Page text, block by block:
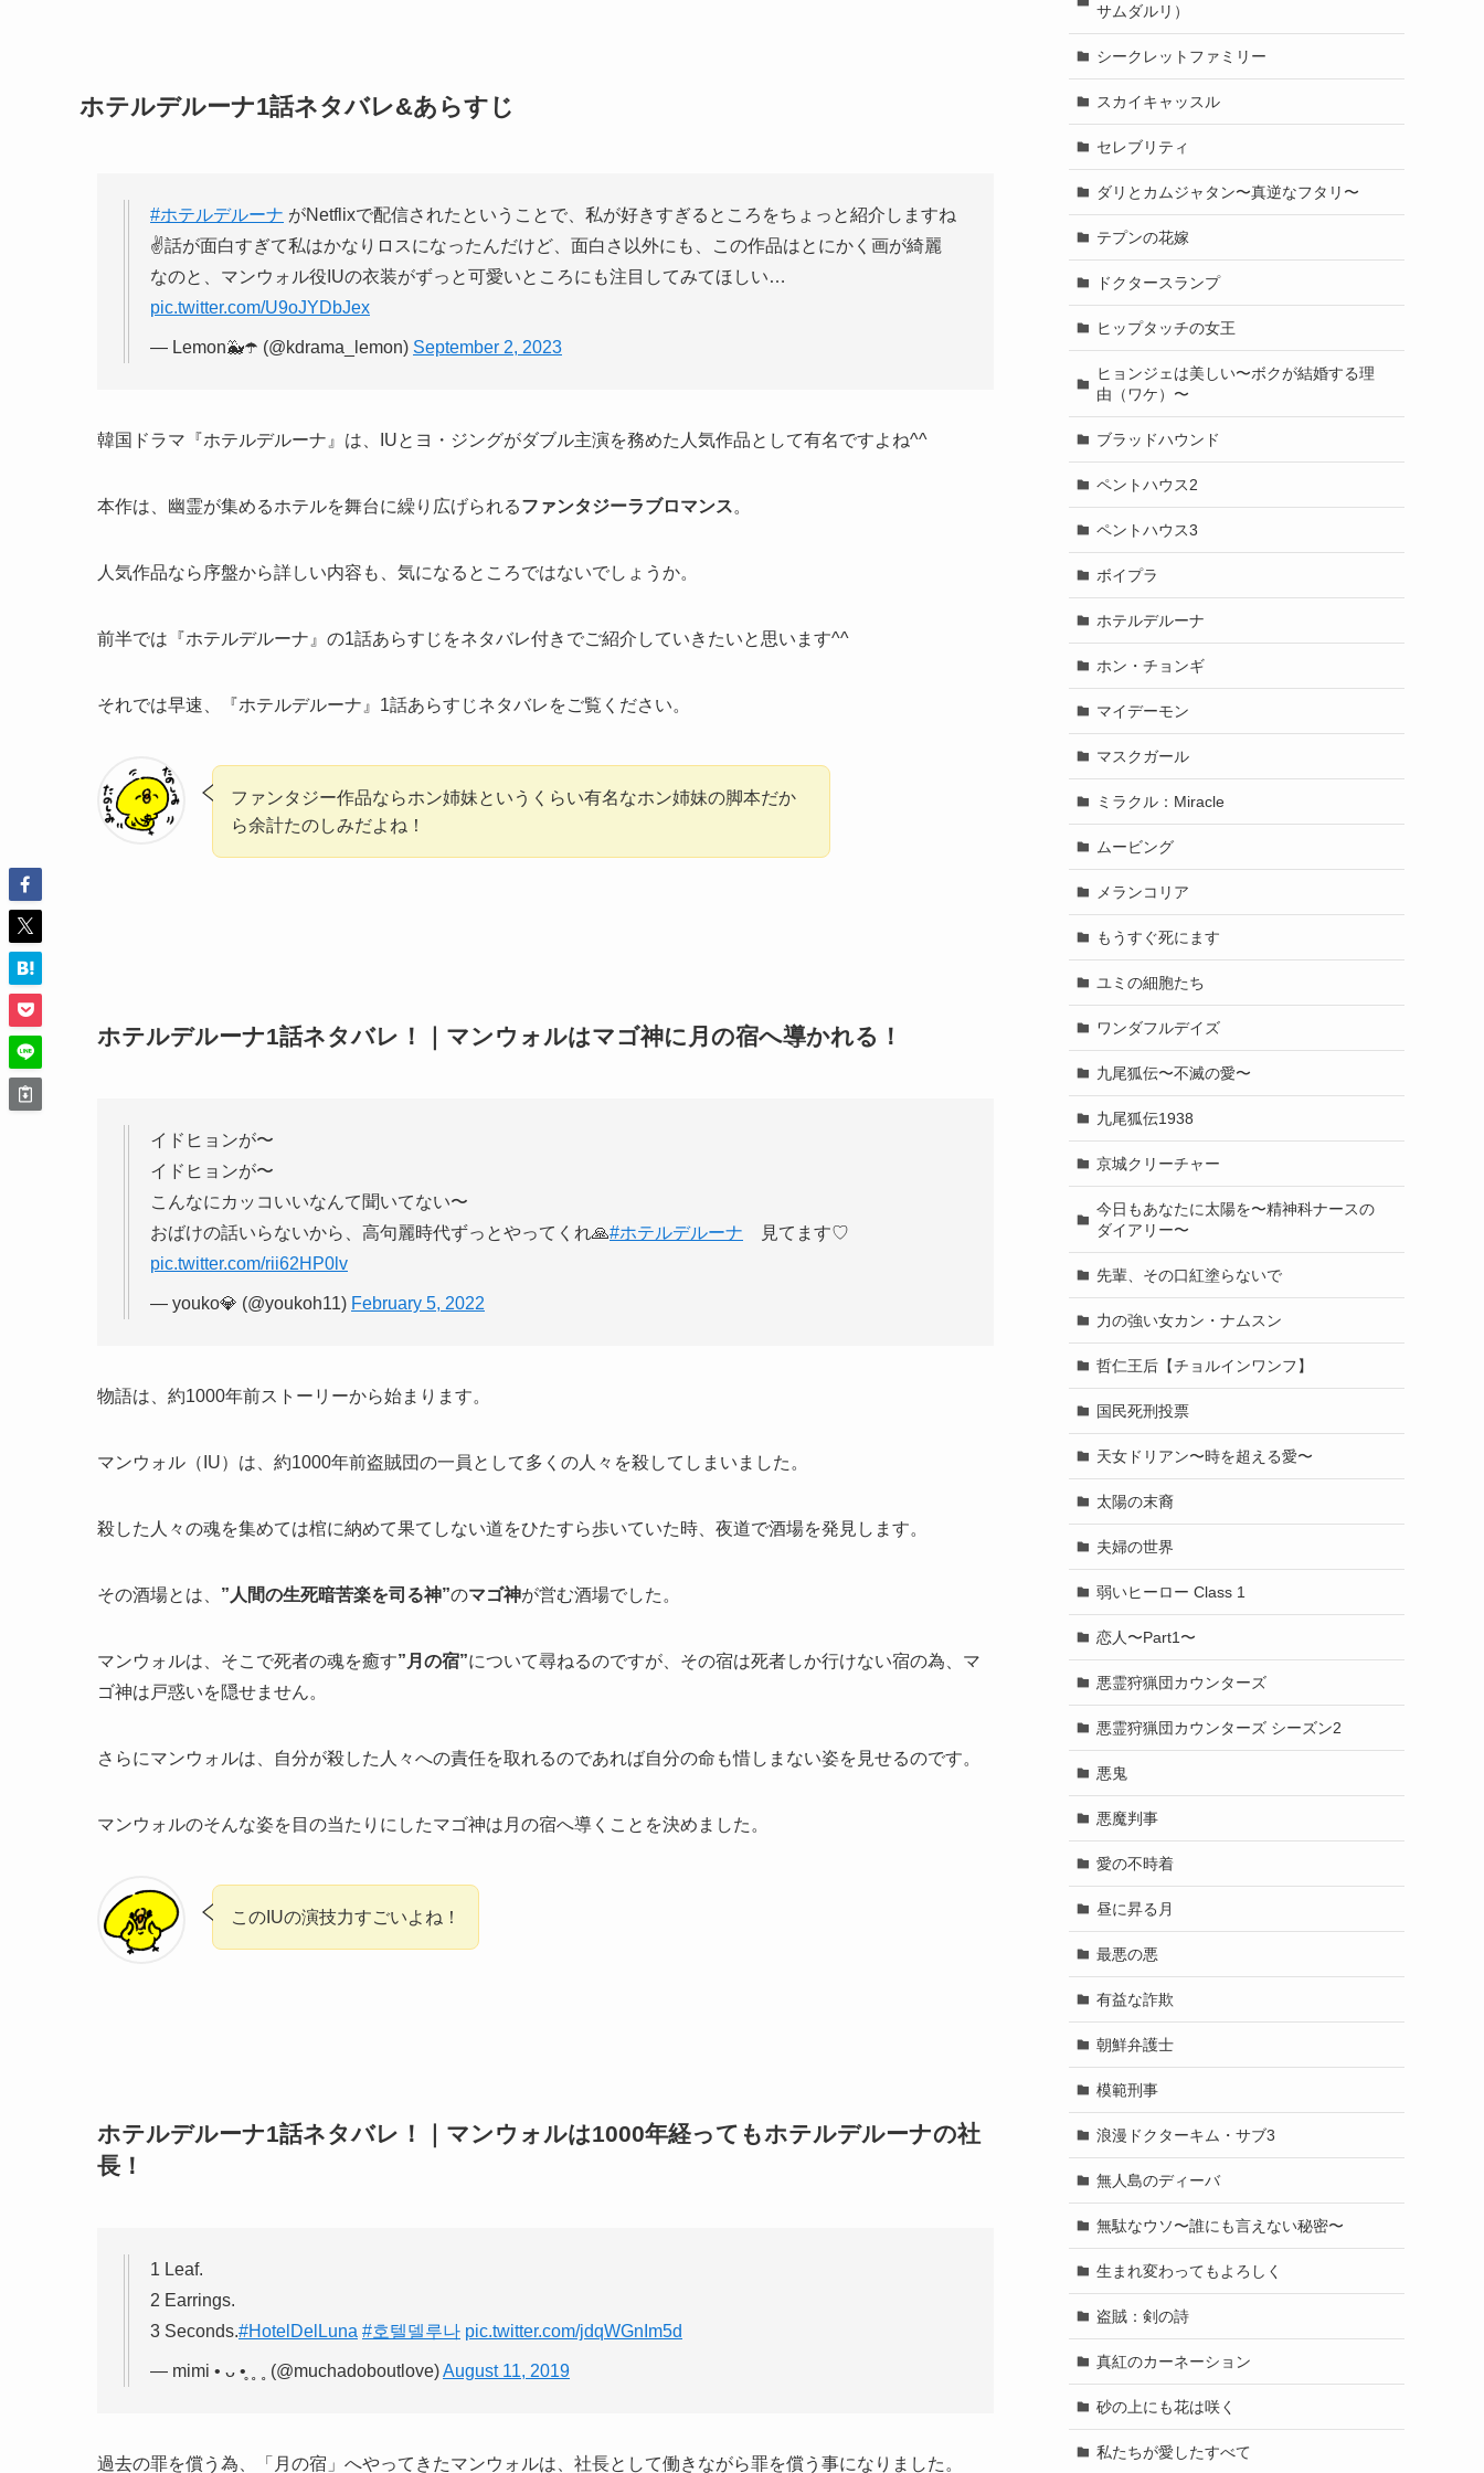
ホテルデルーナ1話ネタバレ&あらすじ
#ホテルデルーナ がNetflixで配信されたということで、私が好きすぎるところをちょっと紹介しますね
✌️話が面白すぎて私はかなりロスになったんだけど、面白さ以外にも、この作品はとにかく画が綺麗
なのと、マンウォル役IUの衣装がずっと可愛いところにも注目してみてほしい…
pic.twitter.com/U9oJYDbJex
— Lemon🐳☂️ (@kdrama_lemon) September 2, 2023
韓国ドラマ 『ホテルデルーナ』 は、IUとヨ・ジングがダブル主演を務めた人気作品として有名ですよね^^
本作は、幽霊が集めるホテルを舞台に繰り広げられるファンタジーラブロマンス。
人気作品なら序盤から詳しい内容も、気になるところではないでしょうか。
前半では『ホテルデルーナ』の1話あらすじをネタバレ付きでご紹介していきたいと思います^^
それでは早速、『ホテルデルーナ』 1話あらすじネタバレ をご覧ください。
ファンタジー作品ならホン姉妹というくらい有名なホン姉妹の脚本だか
ら余計たのしみだよね！
ホテルデルーナ1話ネタバレ！｜マンウォルはマゴ神に月の宿へ導かれる！
イドヒョンが〜
イドヒョンが〜
こんなにカッコいいなんて聞いてない〜
おばけの話いらないから、高句麗時代ずっとやってくれ🙏#ホテルデルーナ 見てます♡
pic.twitter.com/rii62HP0lv
— youko💎 (@youkoh11) February 5, 2022
物語は、約1000年前ストーリーから始まります。
マンウォル（IU）は、約1000年前盗賊団の一員として多くの人々を殺してしまいました。
殺した人々の魂を集めては棺に納めて果てしない道をひたすら歩いていた時、夜道で酒場を発見します。
その酒場とは、 ”人間の生死暗苦楽を司る神”のマゴ神が営む酒場でした。
マンウォルは、そこで死者の魂を癒す”月の宿”について尋ねるのですが、その宿は死者しか行けない宿の為、マ
ゴ神は戸惑いを隠せません。
さらにマンウォルは、自分が殺した人々への責任を取れるのであれば自分の命も惜しまない姿を見せるのです。
マンウォルのそんな姿を目の当たりにしたマゴ神は月の宿へ導くことを決めました 。
このIUの演技力すごいよね！
ホテルデルーナ1話ネタバレ！｜マンウォルは1000年経ってもホテルデルーナの社
長！
1 Leaf.
2 Earrings.
3 Seconds.#HotelDelLuna #호텔델루나 pic.twitter.com/jdqWGnIm5d
— mimi • ᴗ •̥ ˳ ˳ (@muchadoboutlove)August 11, 2019
過去の罪を償う為、「月の宿」へやってきたマンウォルは、社長として働きながら罪を償う事になりました。
サムダルリ）
シークレットファミリー
スカイキャッスル
セレブリティ
ダリとカムジャタン〜真逆なフタリ〜
テプンの花嫁
ドクタースランプ
ヒップタッチの女王
ヒョンジェは美しい〜ボクが結婚する理
由（ワケ）〜
ブラッドハウンド
ペントハウス2
ペントハウス3
ボイプラ
ホテルデルーナ
ホン・チョンギ
マイデーモン
マスクガール
ミラクル：Miracle
ムービング
メランコリア
もうすぐ死にます
ユミの細胞たち
ワンダフルデイズ
九尾狐伝〜不滅の愛〜
九尾狐伝1938
京城クリーチャー
今日もあなたに太陽を〜精神科ナースの
ダイアリー〜
先輩、その口紅塗らないで
力の強い女カン・ナムスン
哲仁王后【チョルインワンフ】
国民死刑投票
天女ドリアン〜時を超える愛〜
太陽の末裔
夫婦の世界
弱いヒーロー Class 1
恋人〜Part1〜
悪霊狩猟団カウンターズ
悪霊狩猟団カウンターズ シーズン2
悪鬼
悪魔判事
愛の不時着
昼に昇る月
最悪の悪
有益な詐欺
朝鮮弁護士
模範刑事
浪漫ドクターキム・サブ3
無人島のディーバ
無駄なウソ〜誰にも言えない秘密〜
生まれ変わってもよろしく
盗賊：剣の詩
真紅のカーネーション
砂の上にも花は咲く
私たちが愛したすべて